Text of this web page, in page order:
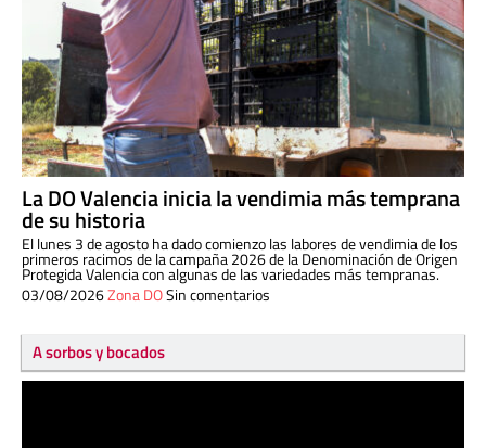
La DO Valencia inicia la vendimia más temprana
de su historia
El lunes 3 de agosto ha dado comienzo las labores de vendimia de los
primeros racimos de la campaña 2026 de la Denominación de Origen
Protegida Valencia con algunas de las variedades más tempranas.
03/08/2026Zona DOSin comentarios
A sorbos y bocados